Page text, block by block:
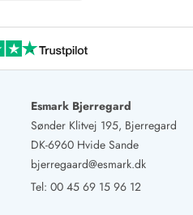
Esmark Bjerregard
Sønder Klitvej 195, Bjerregard
DK-6960 Hvide Sande
bjerregaard@esmark.dk
Tel: 00 45 69 15 96 12